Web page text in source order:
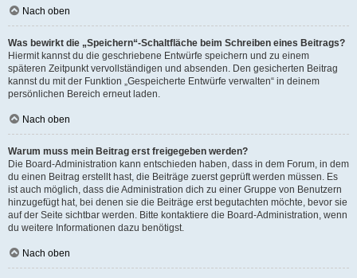
Nach oben
Was bewirkt die „Speichern“-Schaltfläche beim Schreiben eines Beitrags?
Hiermit kannst du die geschriebene Entwürfe speichern und zu einem
späteren Zeitpunkt vervollständigen und absenden. Den gesicherten Beitrag
kannst du mit der Funktion „Gespeicherte Entwürfe verwalten“ in deinem
persönlichen Bereich erneut laden.
Nach oben
Warum muss mein Beitrag erst freigegeben werden?
Die Board-Administration kann entschieden haben, dass in dem Forum, in dem
du einen Beitrag erstellt hast, die Beiträge zuerst geprüft werden müssen. Es
ist auch möglich, dass die Administration dich zu einer Gruppe von Benutzern
hinzugefügt hat, bei denen sie die Beiträge erst begutachten möchte, bevor sie
auf der Seite sichtbar werden. Bitte kontaktiere die Board-Administration, wenn
du weitere Informationen dazu benötigst.
Nach oben